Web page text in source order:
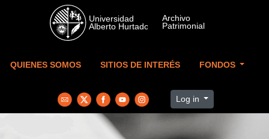
Skip to main content
QUIENES SOMOS SITIOS DE INTERÉS FONDOS
Log in